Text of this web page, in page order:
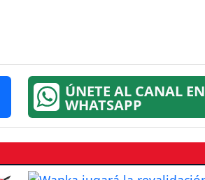
ÚNETE AL CANAL EN
WHATSAPP